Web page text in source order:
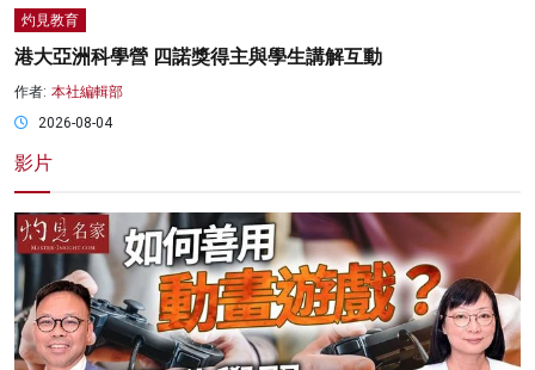
灼見教育
港大亞洲科學營 四諾獎得主與學生講解互動
作者: 本社編輯部
2026-08-04
影片